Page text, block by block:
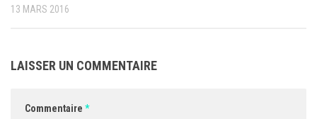
13 MARS 2016
LAISSER UN COMMENTAIRE
Commentaire *